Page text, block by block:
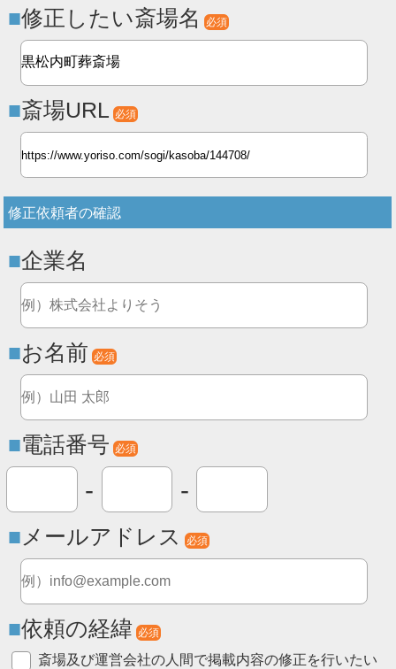
修正したい斎場名 必須
斎場URL 必須
修正依頼者の確認
企業名
お名前 必須
電話番号 必須
- -
メールアドレス 必須
依頼の経緯 必須
斎場及び運営会社の人間で掲載内容の修正を行いたい